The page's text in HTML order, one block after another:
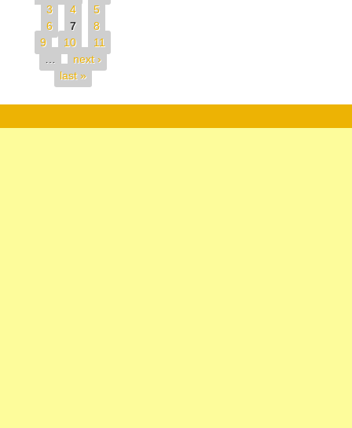
3
4
5
6
7
8
9
10
11
next ›
last »